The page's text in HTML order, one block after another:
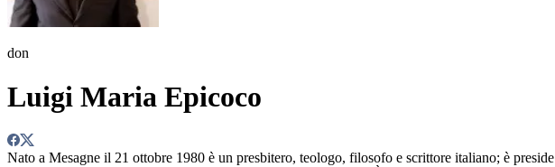
don
Luigi Maria Epicoco
Nato a Mesagne il 21 ottobre 1980 è un presbitero, teologo, filosofo e scrittore italiano; è